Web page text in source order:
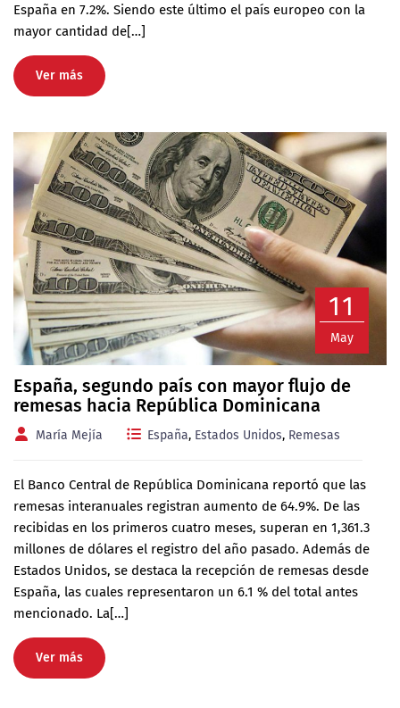
España en 7.2%. Siendo este último el país europeo con la
mayor cantidad de[…]
Ver más
11
May
España, segundo país con mayor flujo de
remesas hacia República Dominicana
María Mejía España, Estados Unidos, Remesas
El Banco Central de República Dominicana reportó que las
remesas interanuales registran aumento de 64.9%. De las
recibidas en los primeros cuatro meses, superan en 1,361.3
millones de dólares el registro del año pasado. Además de
Estados Unidos, se destaca la recepción de remesas desde
España, las cuales representaron un 6.1 % del total antes
mencionado. La[…]
Ver más